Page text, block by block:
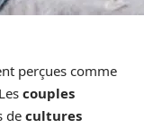
perçues comme
couples
decultures